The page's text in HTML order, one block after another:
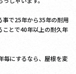
事で25年から35年の耐用
ことで40年以上の耐久年
毎にするなら、屋根を変